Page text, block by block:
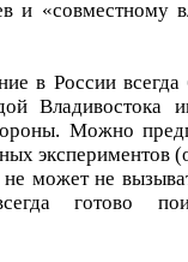
и «совместному
в России
Владивостока
Можно
экспериментов
не может не
готово